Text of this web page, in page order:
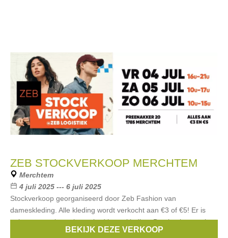
ZEB STOCKVERKOOP MERCHTEM
Merchtem
4 juli 2025 --- 6 juli 2025
Stockverkoop georganiseerd door Zeb Fashion van
dameskleding. Alle kleding wordt verkocht aan €3 of €5! Er is
ook een zeer beperkt aanbod herenkleding. Betalen kan cash,
met bancontact ofBEKIJK DEZE VERKOOP